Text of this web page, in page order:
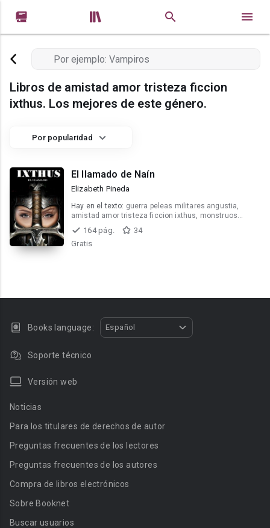
 
Libros de amistad amor tristeza ficcion
ixthus. Los mejores de este género.
Por popularidad
El llamado de Naín
Elizabeth Pineda
Hay en el texto: guerra peleas militares angustia,
amistad amor tristeza ficcion ixthus, monstruos
completa saga
164 pág.
34
Gratis
Books language: Español
Soporte técnico
Versión web
Noticias
Para los titulares de derechos de autor
Preguntas frecuentes de los lectores
Preguntas frecuentes de los autores
Compra de libros electrónicos
Sobre Booknet
Buscar usuarios